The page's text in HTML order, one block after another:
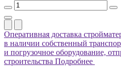
Оперативная доставка
в наличии собственный
и погрузочное оборудование,
строительства Подробнее